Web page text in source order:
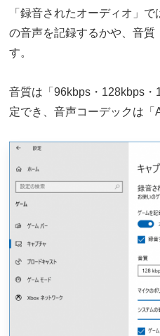
「録音されたオーディオ」
の音声を記録するかや、音質
す。
音質は「96kbps・128kbps
定でき、音声コーデックは「